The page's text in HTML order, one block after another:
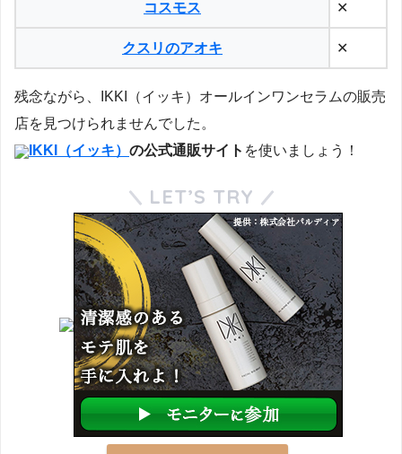
コスモス ✕
クスリのアオキ ✕
残念ながら、IKKI（イッキ）オールインワンセラムの販売
店を見つけられませんでした。
IKKI（イッキ） の公式通販サイト を使いましょう！
LET’S TRY